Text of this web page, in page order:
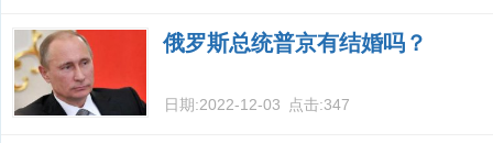
俄罗斯总统普京有结婚吗？
日期:2022-12-03 点击:347